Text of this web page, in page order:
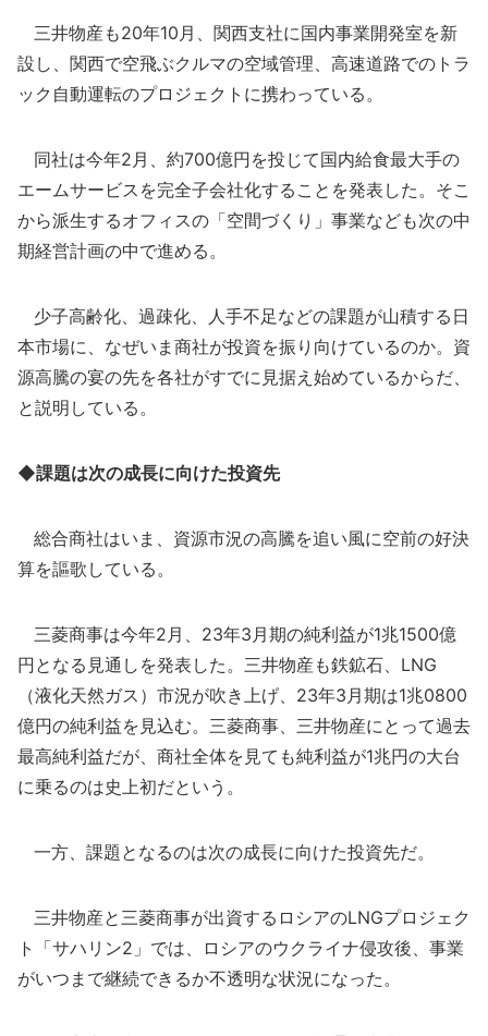
三井物産も20年10月、関西支社に国内事業開発室を新
設し、関西で空飛ぶクルマの空域管理、高速道路でのトラ
ック自動運転のプロジェクトに携わっている。
同社は今年2月、約700億円を投じて国内給食最大手の
エームサービスを完全子会社化することを発表した。そこ
から派生するオフィスの「空間づくり」事業なども次の中
期経営計画の中で進める。
少子高齢化、過疎化、人手不足などの課題が山積する日
本市場に、なぜいま商社が投資を振り向けているのか。資
源高騰の宴の先を各社がすでに見据え始めているからだ、
と説明している。
◆課題は次の成長に向けた投資先
総合商社はいま、資源市況の高騰を追い風に空前の好決
算を謳歌している。
三菱商事は今年2月、23年3月期の純利益が1兆1500億
円となる見通しを発表した。三井物産も鉄鉱石、LNG
（液化天然ガス）市況が吹き上げ、23年3月期は1兆0800
億円の純利益を見込む。三菱商事、三井物産にとって過去
最高純利益だが、商社全体を見ても純利益が1兆円の大台
に乗るのは史上初だという。
一方、課題となるのは次の成長に向けた投資先だ。
三井物産と三菱商事が出資するロシアのLNGプロジェク
ト「サハリン2」では、ロシアのウクライナ侵攻後、事業
がいつまで継続できるか不透明な状況になった。